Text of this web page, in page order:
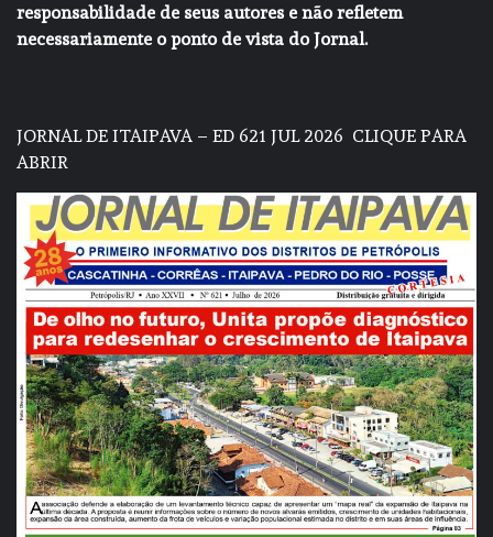
responsabilidade de seus autores e não refletem
necessariamente o ponto de vista do Jornal.
JORNAL DE ITAIPAVA – ED 621 JUL 2026 CLIQUE PARA
ABRIR